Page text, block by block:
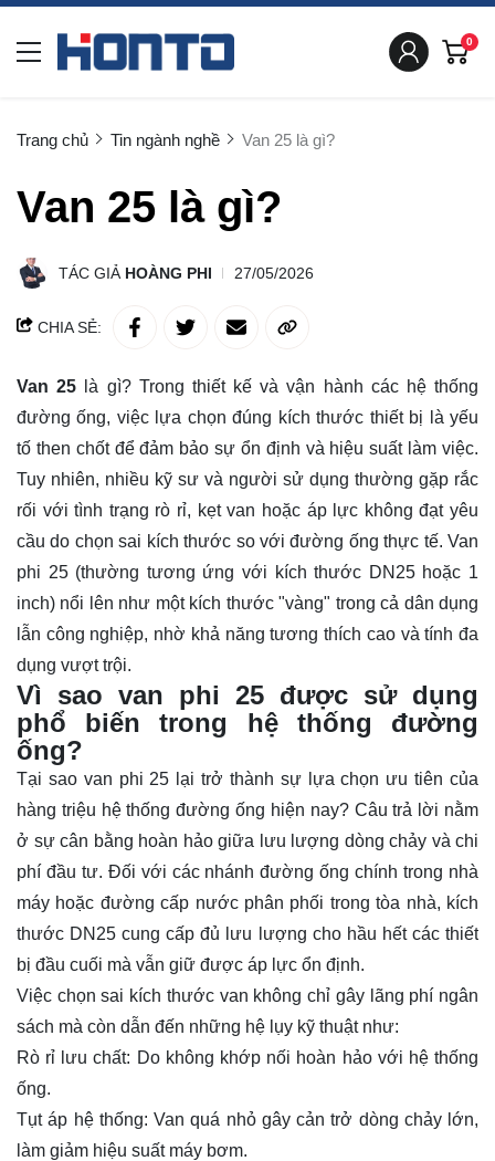
0
Trang chủ Tin ngành nghề Van 25 là gì?
Van 25 là gì?
TÁC GIẢ HOÀNG PHI 27/05/2026
CHIA SẺ:
Van 25
là gì? Trong thiết kế và vận hành các hệ thống
đường ống, việc lựa chọn đúng kích thước thiết bị là yếu
tố then chốt để đảm bảo sự ổn định và hiệu suất làm việc.
Tuy nhiên, nhiều kỹ sư và người sử dụng thường gặp rắc
rối với tình trạng rò rỉ, kẹt van hoặc áp lực không đạt yêu
cầu do chọn sai kích thước so với đường ống thực tế. Van
phi 25 (thường tương ứng với kích thước DN25 hoặc 1
inch) nổi lên như một kích thước "vàng" trong cả dân dụng
lẫn công nghiệp, nhờ khả năng tương thích cao và tính đa
dụng vượt trội.
Vì sao van phi 25 được sử dụng
phổ biến trong hệ thống đường
ống?
Tại sao van phi 25 lại trở thành sự lựa chọn ưu tiên của
hàng triệu hệ thống đường ống hiện nay? Câu trả lời nằm
ở sự cân bằng hoàn hảo giữa lưu lượng dòng chảy và chi
phí đầu tư. Đối với các nhánh đường ống chính trong nhà
máy hoặc đường cấp nước phân phối trong tòa nhà, kích
thước DN25 cung cấp đủ lưu lượng cho hầu hết các thiết
bị đầu cuối mà vẫn giữ được áp lực ổn định.
Việc chọn sai kích thước van không chỉ gây lãng phí ngân
sách mà còn dẫn đến những hệ lụy kỹ thuật như:
Rò rỉ lưu chất: Do không khớp nối hoàn hảo với hệ thống
ống.
Tụt áp hệ thống: Van quá nhỏ gây cản trở dòng chảy lớn,
làm giảm hiệu suất máy bơm.